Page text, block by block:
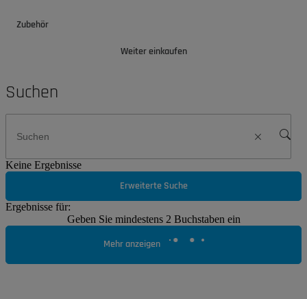
Zubehör
Weiter einkaufen
Suchen
Keine Ergebnisse
Erweiterte Suche
Ergebnisse für:
Geben Sie mindestens 2 Buchstaben ein
Mehr anzeigen